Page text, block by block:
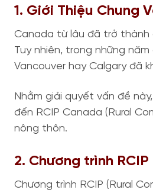
1. Giới Thiệu Chung
Canada từ lâu đã trở thành
Tuy nhiên, trong những
Vancouver hay Calgary đã
Nhằm giải quyết vấn đề
đến RCIP Canada (Rural
nông thôn.
2. Chương trình
Chương trình RCIP (Rural